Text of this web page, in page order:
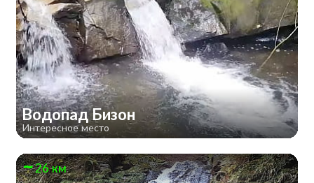
Водопад Бизон
Интересное место
26 км